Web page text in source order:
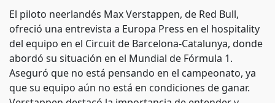
El piloto neerlandés Max Verstappen, de Red Bull,
ofreció una entrevista a Europa Press en el hospitality
del equipo en el Circuit de Barcelona-Catalunya, donde
abordó su situación en el Mundial de Fórmula 1.
Aseguró que no está pensando en el campeonato, ya
que su equipo aún no está en condiciones de ganar.